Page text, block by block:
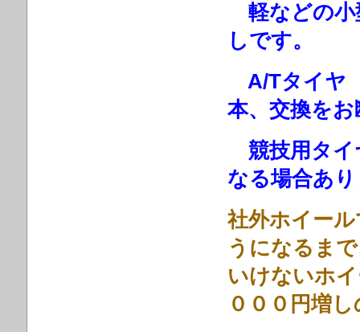
軽などの小
しです。
A/Tタイヤ
本、交換を
競技用タイ
なる場合あ
社外ホイー
うになるま
いけないホ
０００円増